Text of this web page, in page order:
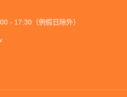
- 17:30（例假日除外）